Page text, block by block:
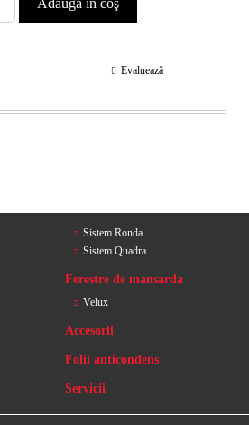
Evaluează
Sistem Ronda
Sistem Quadra
Ferestre de mansarda
Velux
Accesorii
Folii anticondens
Servicii